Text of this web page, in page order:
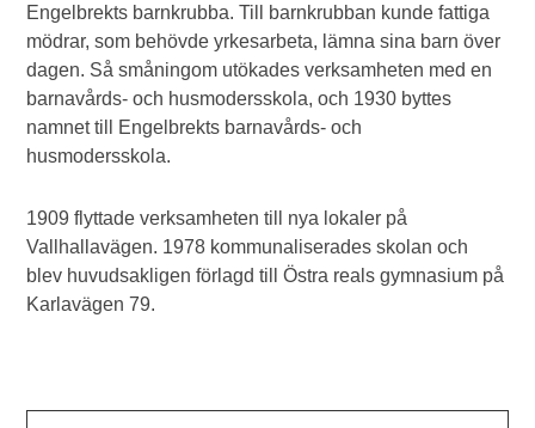
Engelbrekts barnkrubba. Till barnkrubban kunde fattiga
mödrar, som behövde yrkesarbeta, lämna sina barn över
dagen. Så småningom utökades verksamheten med en
barnavårds- och husmodersskola, och 1930 byttes
namnet till Engelbrekts barnavårds- och
husmodersskola.
1909 flyttade verksamheten till nya lokaler på
Vallhallavägen. 1978 kommunaliserades skolan och
blev huvudsakligen förlagd till Östra reals gymnasium på
Karlavägen 79.